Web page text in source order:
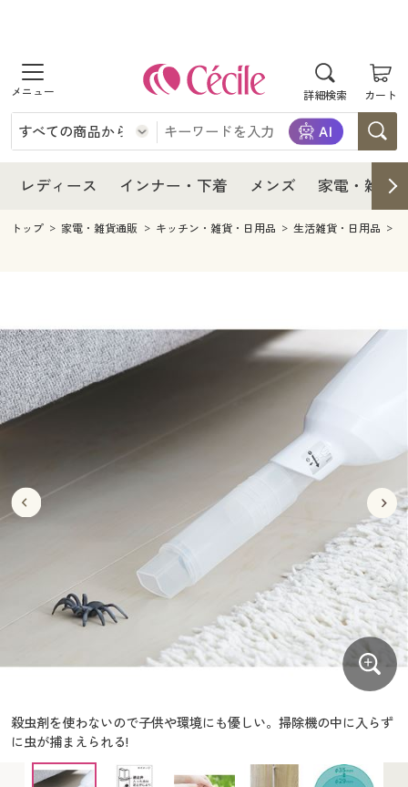
詳細検索 カート
商品を探す
レディース
レディースファッション
インナー・下着
インナー・下着通販すべて
メンズ下着
ジュニア・ティーンズ下着
メンズ
メンズファッション
メンズ下着
家電・雑貨すべて
家電
寝具・インテリア・家具
寝具・インテリア・家具通販すべて
寝具・ベッド
カーテン・ラグ・ファブリック
美容・健康
美容・健康・サプリメント
制服・スクールすべて
ジュニア・ティーンズ下着
大きいサイズ
大きいサイズ レディース服
大きいサイズ レディース下着
大きいサイズ 事務・制服
シークレットセール
商品カテゴリ一覧
カタログ・チラシからのご注文
デジタルカタログ
レディース インナー・下着 メンズ 家電・雑貨
レディース
レディース通販すべて
レディースファッション
インナー・下着
インナー・下着通販すべて
メンズ
キッチン・雑貨・日用品
家具・収納
寝具・ベッド
カーテン・ラグ・ファブリック
美容・健康通販すべて
美容・健康・サプリメント
制服・スクール
制服・スクールすべて
制服・学生服
ジュニア・ティーンズ下着
大きいサイズ
大きいサイズ通販すべて
大きいサイズ レディース服
大きいサイズ レディース下着
大きいサイズ メンズ
バーゲン
バーゲンセール
シークレットセール
詳細検索
商品カテゴリ一覧
カタログ
カタログ・チラシからのご注文
カタログ無料プレゼント
トップ 家電・雑貨通販 キッチン・雑貨・日用品 生活雑貨・日用品
殺虫剤を使わないので子供や環境にも優しい。掃除機の中に入らず
に虫が捕まえられる!